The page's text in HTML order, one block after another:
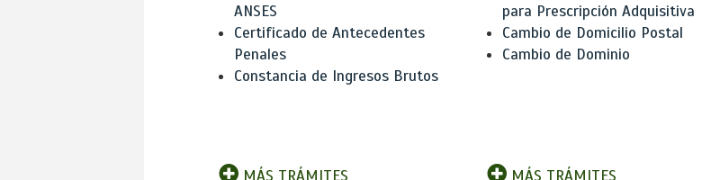
ANSES
Certificado de Antecedentes
Penales
Constancia de Ingresos Brutos
MÁS TRÁMITES
para Prescripción Adquisitiva
Cambio de Domicilio Postal
Cambio de Dominio
MÁS TRÁMITES